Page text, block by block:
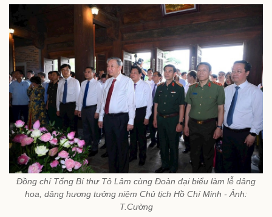
Đồng chí Tổng Bí thư Tô Lâm cùng Đoàn đại biểu làm lễ dâng
hoa, dâng hương tưởng niệm Chủ tịch Hồ Chí Minh - Ảnh:
T.Cường